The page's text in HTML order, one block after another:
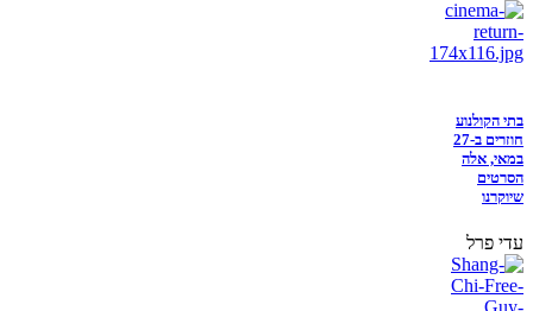
בתי הקולנוע
חוזרים ב-27
במאי, אלה
הסרטים
שיוקרנו
עדי פרל